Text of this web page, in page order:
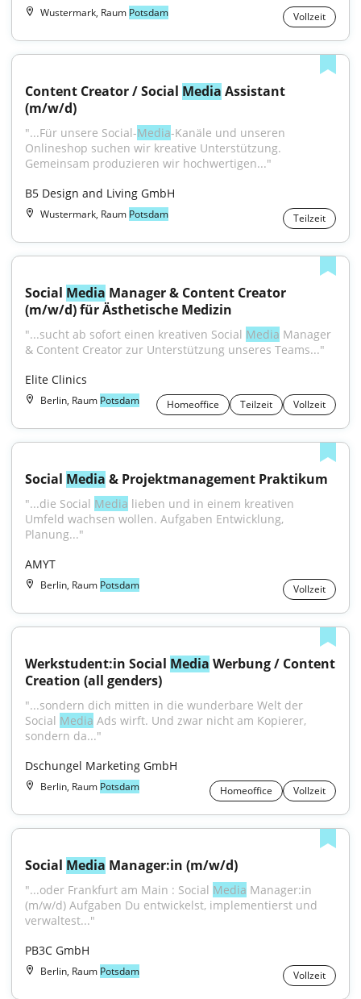
Wustermark, Raum Potsdam Vollzeit
Content Creator / Social Media Assistant
(m/w/d)
"...Für unsere Social-Media-Kanäle und unseren
Onlineshop suchen wir kreative Unterstützung.
Gemeinsam produzieren wir hochwertigen..."
B5 Design and Living GmbH
Wustermark, Raum Potsdam Teilzeit
Social Media Manager & Content Creator
(m/w/d) für Ästhetische Medizin
"...sucht ab sofort einen kreativen Social Media Manager
& Content Creator zur Unterstützung unseres Teams..."
Elite Clinics
Berlin, Raum Potsdam Homeoffice Teilzeit Vollzeit
Social Media & Projektmanagement Praktikum
"...die Social Media lieben und in einem kreativen
Umfeld wachsen wollen. Aufgaben Entwicklung,
Planung..."
AMYT
Berlin, Raum Potsdam Vollzeit
Werkstudent:in Social Media Werbung / Content
Creation (all genders)
"...sondern dich mitten in die wunderbare Welt der
Social Media Ads wirft. Und zwar nicht am Kopierer,
sondern da..."
Dschungel Marketing GmbH
Berlin, Raum Potsdam Homeoffice Vollzeit
Social Media Manager:in (m/w/d)
"...oder Frankfurt am Main : Social Media Manager:in
(m/w/d) Aufgaben Du entwickelst, implementierst und
verwaltest..."
PB3C GmbH
Berlin, Raum Potsdam Vollzeit